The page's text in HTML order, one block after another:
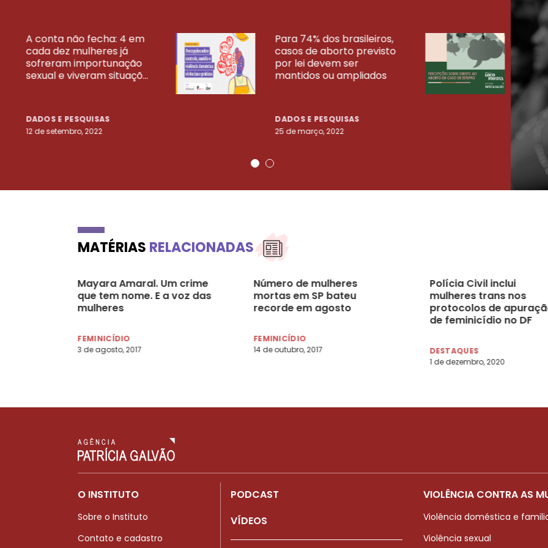
A conta não fecha: 4 em
cada dez mulheres já
sofreram importunação
sexual e viveram situaçõ...
DADOS E PESQUISAS
12 de setembro, 2022
Para 74% dos brasileiros,
casos de aborto previsto
por lei devem ser
mantidos ou ampliados
DADOS E PESQUISAS
25 de março, 2022
23
VEJA MAIS PESQUISAS
MATÉRIAS RELACIONADAS
Mayara Amaral. Um crime
que tem nome. E a voz das
mulheres
FEMINICÍDIO
3 de agosto, 2017
Número de mulheres
mortas em SP bateu
recorde em agosto
FEMINICÍDIO
14 de outubro, 2017
Polícia Civil inclui
mulheres trans nos
protocolos de
de feminicídio no DF
DESTAQUES
1 de dezembro, 2020
O INSTITUTO
Sobre o Instituto
Contato e cadastro
PODCAST
VÍDEOS
VIOLÊNCIA CONTRA AS
Violência doméstica e
Violência sexual